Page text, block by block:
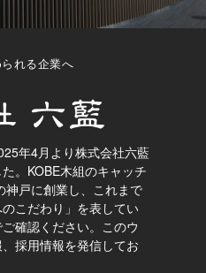
れる企業へ
年4月より株式会社六藍
。 KOBE木組のキャッチ
神戸に創業し、これまで
こだわり」を表してい
確認ください。 このウ
採用情報を発信してお